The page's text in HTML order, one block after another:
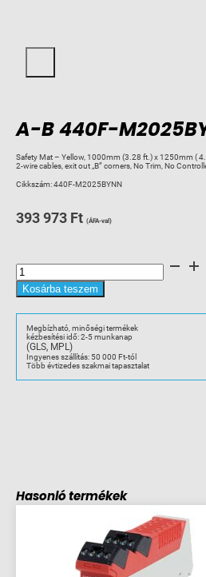
A-B 440F-
Safety Mat – Yellow, 1000mm (3.28 ft.) x 1250mm (
2-wire cables, exit out „B” corners, No Trim, No
Cikkszám:440F-M2025BYNN
393 973 Ft (ÁFA-val)
440F-
M2025BYNN
biztonsági
1000x1250mm
Mats
mennyiség
Kosárba teszem
Megbízható, minőségi termékek
kézbesítési idő: 2-5 munkanap
(GLS, MPL)
Ingyenes szállítás: 50 000 Ft-tól
Több évtizedes szakmai tapasztalat
Hasonló termékek